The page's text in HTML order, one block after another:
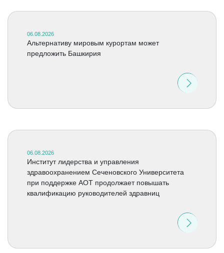
06.08.2026
Альтернативу мировым курортам может
предложить Башкирия
06.08.2026
Институт лидерства и управления
здравоохранением Сеченовского Университета
при поддержке АОТ продолжает повышать
квалификацию руководителей здравниц